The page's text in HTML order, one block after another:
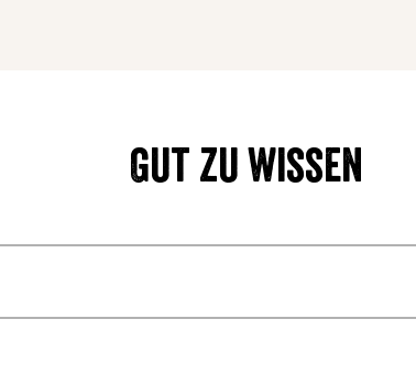
Gut zu wissen